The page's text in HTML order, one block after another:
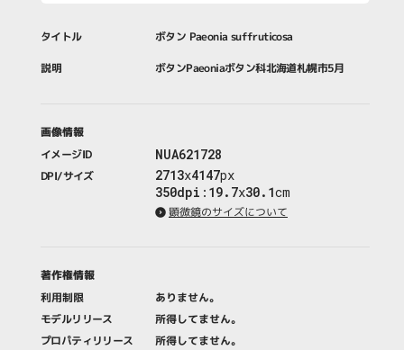
タイトル ボタン Paeonia suffruticosa
説明 ボタンPaeoniaボタン科北海道札幌市5月
画像情報
イメージID
NUA621728
DPI/サイズ 2713x4147px
350dpi : 19.7x30.1cm
顕微鏡のサイズについて
著作権情報
利用制限
ありません。
モデルリリース
所得してません。
プロパティリリース
所得してません。